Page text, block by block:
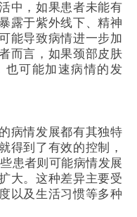
中，如果患者未能有
露于紫外线下、精神
能导致病情进一步加
而言，如果颈部皮肤
也可能加速病情的发
情发展都有其独特
得到了有效的控制，
患者则可能病情发展
大。这种差异主要受
以及生活习惯等多种